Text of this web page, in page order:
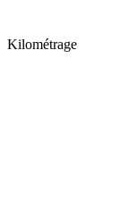
Kilométrage